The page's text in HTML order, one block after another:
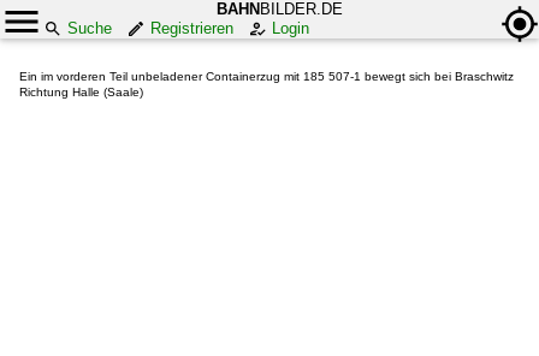
BAHN BILDER.DE
Suche
Registrieren Login
Ein im vorderen Teil unbeladener Containerzug mit 185 507-1 bewegt sich bei Braschwitz
Richtung Halle (Saale)